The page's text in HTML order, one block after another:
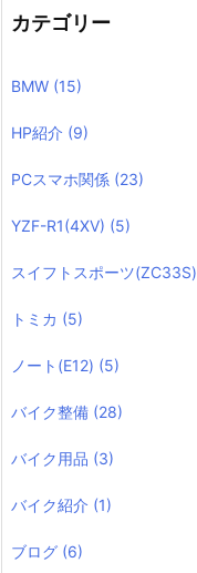
カテゴリー
BMW (15)
HP紹介 (9)
PCスマホ関係 (23)
YZF-R1(4XV) (5)
スイフトスポーツ(ZC33S)
トミカ (5)
ノート(E12) (5)
バイク整備 (28)
バイク用品 (3)
バイク紹介 (1)
ブログ (6)